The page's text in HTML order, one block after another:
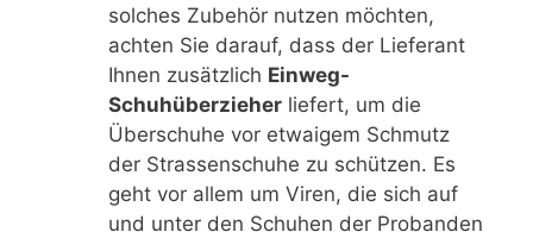
solches Zubehör nutzen möchten,
achten Sie darauf, dass der Lieferant
Ihnen zusätzlich Einweg-
Schuhüberzieher liefert, um die
Überschuhe vor etwaigem Schmutz
der Strassenschuhe zu schützen. Es
geht vor allem um Viren, die sich auf
und unter den Schuhen der Probanden